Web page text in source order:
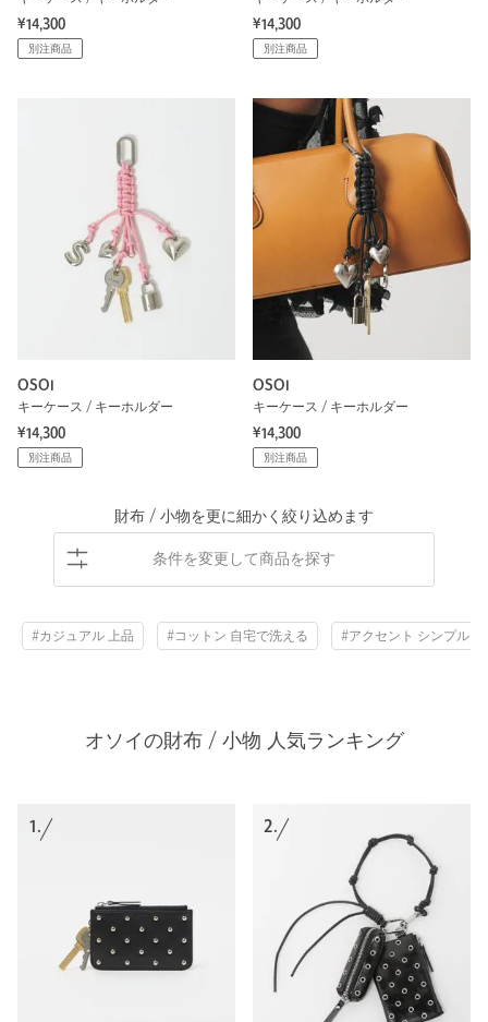
¥14,300
別注商品
¥14,300
別注商品
OSOI
キーケース / キーホルダー
¥14,300
別注商品
OSOI
キーケース / キーホルダー
¥14,300
別注商品
財布 / 小物を更に細かく絞り込めます
条件を変更して商品を探す
#カジュアル 上品 #コットン 自宅で洗える #アクセント シンプル
オソイの財布 / 小物 人気ランキング
1. 2.